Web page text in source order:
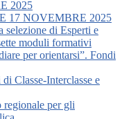
2025
17 NOVEMBRE 2025
selezione di Esperti e
moduli formativi
per orientarsi”. Fondi
Classe-Interclasse e
per gli